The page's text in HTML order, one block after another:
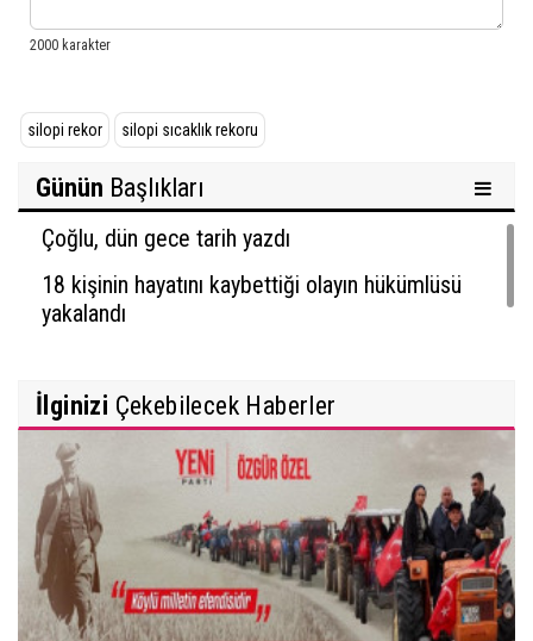
silopi rekor silopi sıcaklık rekoru
Günün Başlıkları
Çoğlu, dün gece tarih yazdı
18 kişinin hayatını kaybettiği olayın hükümlüsü
yakalandı
İlginizi Çekebilecek Haberler